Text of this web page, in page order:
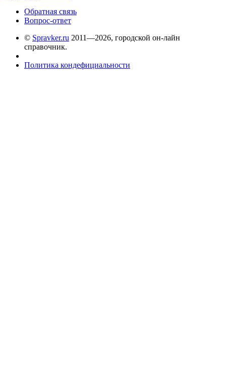
Обратная связь
Вопрос-ответ
© Spravker.ru 2011—2026, городской он-лайн
справочник.
Политика кондефициальности